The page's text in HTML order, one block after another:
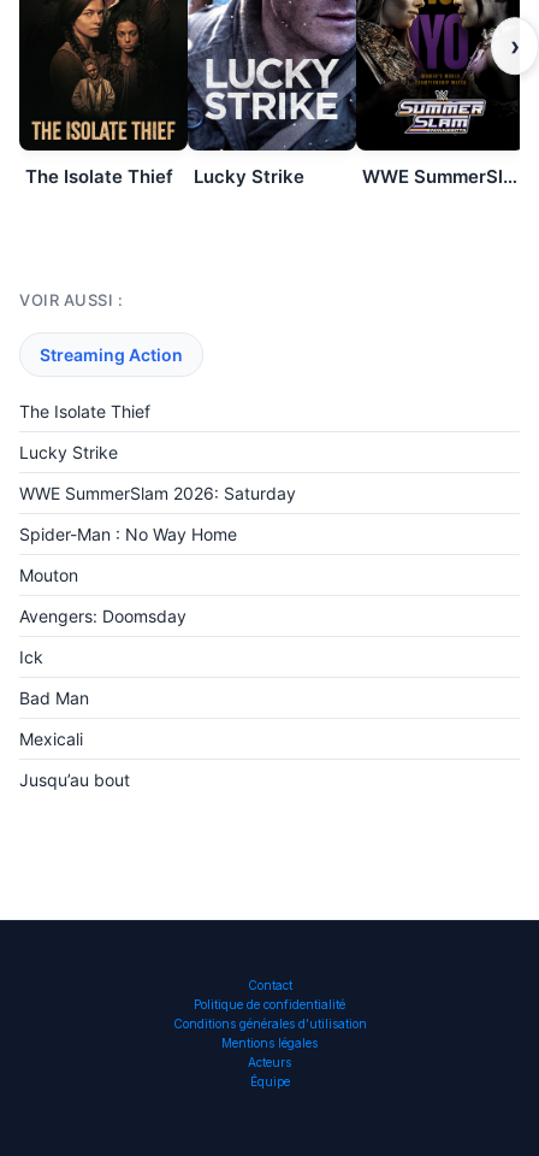
The Isolate Thief Lucky Strike WWE SummerSlam 2026: Saturday
›
VOIR AUSSI :
Streaming Action
The Isolate Thief
Lucky Strike
WWE SummerSlam 2026: Saturday
Spider-Man : No Way Home
Mouton
Avengers: Doomsday
Ick
Bad Man
Mexicali
Jusqu’au bout
Contact
Politique de confidentialité
Conditions générales d’utilisation
Mentions légales
Acteurs
Équipe